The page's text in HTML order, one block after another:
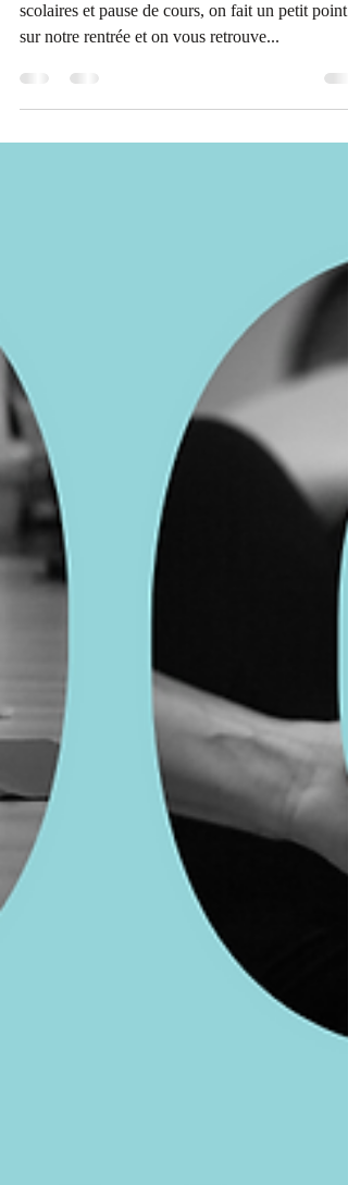
rentrée
Bonjour à tou.te.s! Déjà les premières vacances
scolaires et pause de cours, on fait un petit point
sur notre rentrée et on vous retrouve...